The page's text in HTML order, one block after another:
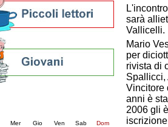
sarà
Vallicelli.
Mario
per
rivista di
Spallicci,
Vincitore
anni è
2006 gli
Mer Gio Ven Sab
Dom